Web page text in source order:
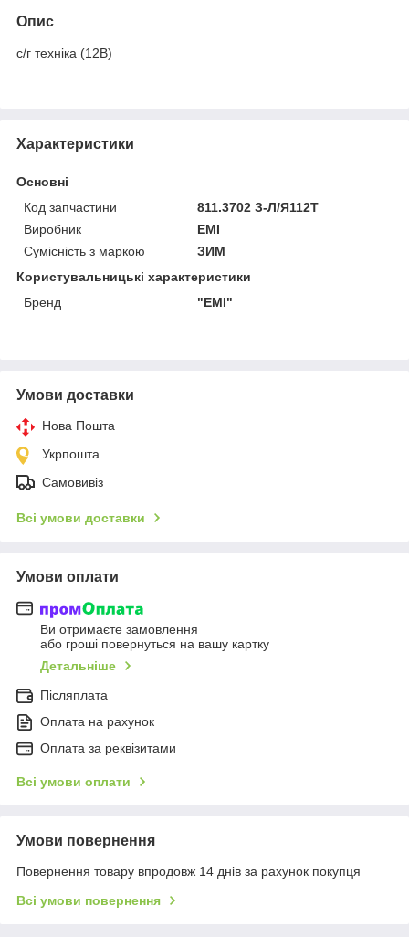
Опис
с/г техніка (12В)
Характеристики
Основні
Код запчастини
811.3702 З-Л/Я112Т
Виробник
ЕМІ
Сумісність з маркою
ЗИМ
Користувальницькі характеристики
Бренд
"ЕMІ"
Умови доставки
Нова Пошта
Укрпошта
Самовивіз
Всі умови доставки
Умови оплати
Ви отримаєте замовлення
або гроші повернуться на вашу картку
Детальніше
Післяплата
Оплата на рахунок
Оплата за реквізитами
Всі умови оплати
Умови повернення
Повернення товару впродовж 14 днів за рахунок покупця
Всі умови повернення